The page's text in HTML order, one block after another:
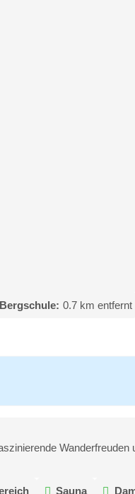
Bergschule: 0.7 km entfernt
Wanderfreuden
Sauna